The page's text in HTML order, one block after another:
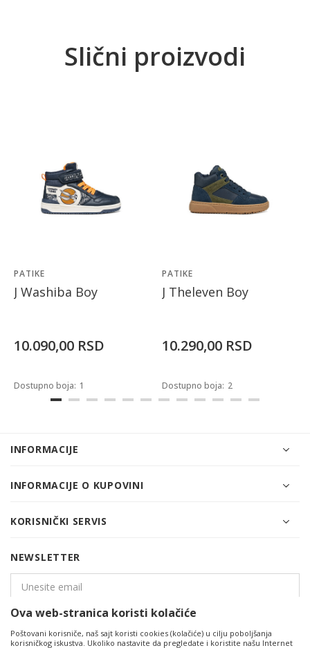
Slični proizvodi
PATIKE
J Washiba Boy
10.090,00 RSD
Dostupno boja: 1
PATIKE
J Theleven Boy
10.290,00 RSD
Dostupno boja: 2
INFORMACIJE
INFORMACIJE O KUPOVINI
KORISNIČKI SERVIS
NEWSLETTER
PRIJAVITE SE
Ova web-stranica koristi kolačiće
Poštovani korisniče, naš sajt koristi cookies (kolačiće) u cilju poboljšanja
korisničkog iskustva. Ukoliko nastavite da pregledate i koristite našu Internet